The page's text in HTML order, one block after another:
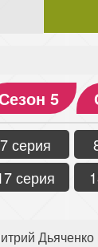
5
7 серия
серия
Дьяченко